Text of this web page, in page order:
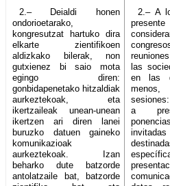
2.– Deialdi honen
ondorioetarako,
kongresutzat hartuko dira
elkarte zientifikoen
aldizkako bilerak, non
gutxienez bi saio mota
egingo diren:
gonbidapenetako hitzaldiak
aurkeztekoak, eta
ikertzaileak unean-unean
ikertzen ari diren lanei
buruzko datuen gaineko
komunikazioak
aurkeztekoak. Izan
beharko dute batzorde
antolatzaile bat, batzorde
2.– A
presente
las
en las
a